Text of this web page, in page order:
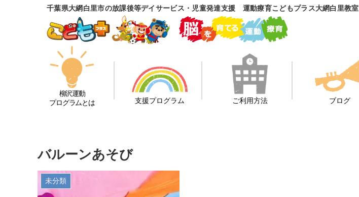
千葉県大網白里市の放課後等デイサービス・児童発達支援 運動療育こどもプラス大網白里教室
柳沢運動
プログラムとは
支援プログラム ご利用方法 ブログ
バルーンあそび
未分類